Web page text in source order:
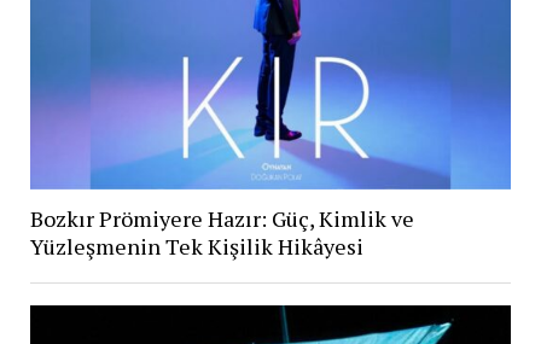
Bozkır Prömiyere Hazır: Güç, Kimlik ve
Yüzleşmenin Tek Kişilik Hikâyesi